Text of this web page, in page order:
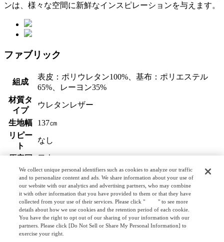
ンは、様々な空間に新鮮なインスピレーションを与えます。
ファブリック
組成
表皮：ポリウレタン100%、基布：ポリエステル
65%、レーヨン35%
材質タ
イプ
ウレタンレザー
生地幅
137㎝
リピー
ト
なし
原産国 日本
ラインナップ
S0124
S0125
We collect unique personal identifiers such as cookies to analyze our traffic
and to personalize content and ads. We share information about your use of
our website with our analytics and advertising partners, who may combine
it with other information that you have provided to them or that they have
collected from your use of their services. Please click "
here" to see more
details about how we use cookies and the retention period of each cookie.
You have the right to opt out of our sharing of your information with our
partners. Please click [Do Not Sell or Share My Personal Information] to
exercise your right.